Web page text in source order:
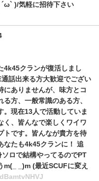
)/気軽に招待下さい
4k45クランが復活しまし
話出来る方大歓迎でござい
にありませんが、味方とコ
る方、一般常識のある方、
。現在13人で活動していま
く、皆んなで楽しくワイワ
トです。皆んなが貴方を待
なたも4k45クランに！ 追
ロで結構やってるのでPT
m(_ _)m (最近SCUFに変え